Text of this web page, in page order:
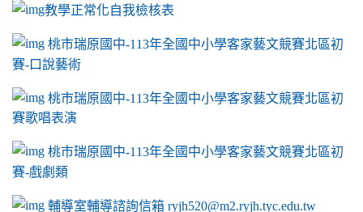
link to https://sites.google.com/a/m2.ryjh.tyc.edu.tw/
教學正常化自我檢核表
link to mailto:ryjh520@m2.ryjh.tyc.edu.tw
link to mailto:ryjh520@m2.ryjh.tyc.edu.tw
ink to mailto:ryjh520@m2.ryjh.tyc.edu.tw
link to mailto:ryjh520@m2.ryjh.tyc.edu.tw
link to mailto:ryjh520@m2.ryjh.tyc.edu.tw
ink to mailto:ryjh520@m2.ryjh.tyc.edu.tw
ink to mailto:ryjh520@m2.ryjh.tyc.edu.tw
link to https://sites.google.com/a/m2.ryjh.tyc.edu.tw/ryjh011/
ink to mailto:ryjh520@m2.ryjh.tyc.edu.tw
link to https://tyc.entry.edu.tw/NoExamImitate_TL/
桃市瑞原國中-113年全國中小學客家藝文競賽北區初
賽-口說藝術
link to https://tyc.entry.edu.tw/NoExamImitate_TL/
桃市瑞原國中-113年全國中小學客家藝文競賽北區初
賽歌唱表演
link to https://tyc.entry.edu.tw/NoExamImitate_TL/
桃市瑞原國中-113年全國中小學客家藝文競賽北區初
賽-戲劇類
link to https://tyc.entry.edu.tw/NoExamImitate_TL/
輔導室輔導諮詢信箱 ryjh520@m2.ryjh.tyc.edu.tw